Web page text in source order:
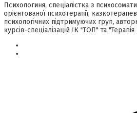
Психологиня, спеціалістка з
орієнтованої психотерапії,
психологічних підтримуючих груп,
курсів-спеціалізацій ІК "ТОП" та